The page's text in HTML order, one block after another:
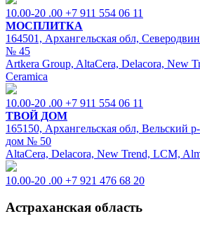
10.00-20 .00 +7 911 554 06 11
МОСПЛИТКА
164501, Архангельская обл,
№ 45
Artkera Group, AltaCera, Delacora, New
Ceramica
10.00-20 .00 +7 911 554 06 11
ТВОЙ ДОМ
165150, Архангельская обл, Вельский
дом № 50
AltaCera, Delacora, New Trend, LCM,
10.00-20 .00 +7 921 476 68 20
Астраханская область